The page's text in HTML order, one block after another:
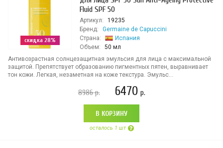
скидка 28%
Fluid SPF 50
Артикул:
19235
Бренд:
Germaine de Capuccini
Страна:
Испания
Объем:
50 мл
Антивозрастная солнцезащитная эмульсия для лица с максимальной
защитой. Препятствует образованию пигментных пятен, выравнивает
тон кожи. Легкая, незаметная на коже текстура. Эмульс...
8986р. 6470 р.
В КОРЗИНУ
осталось 1 шт